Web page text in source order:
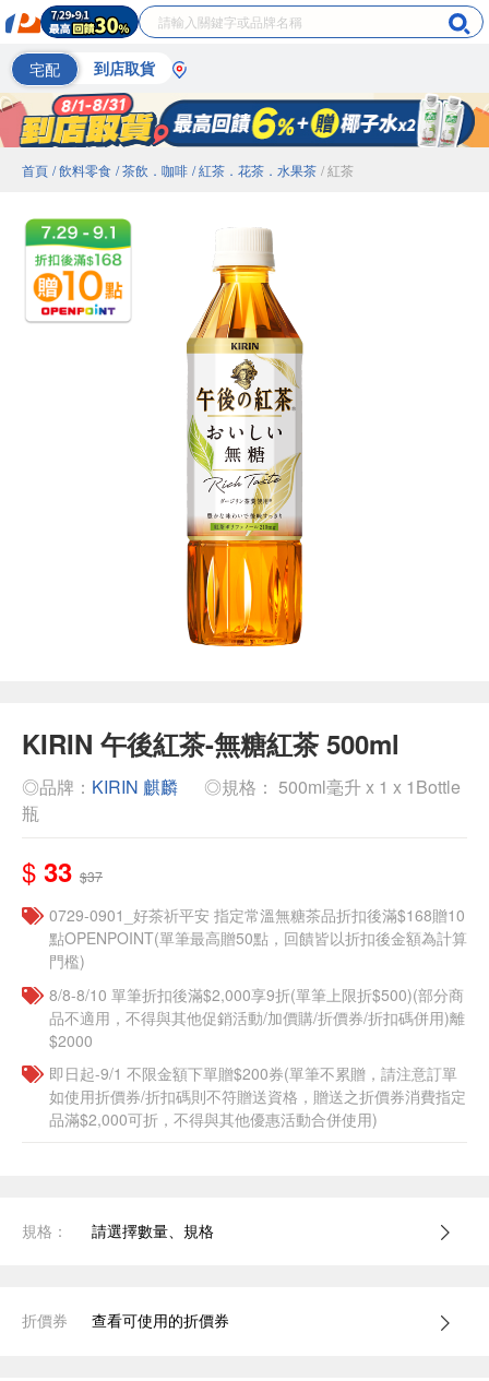
宅配 到店取貨
首頁 / 飲料零食 / 茶飲．咖啡 / 紅茶．花茶．水果茶 / 紅茶
KIRIN 午後紅茶-無糖紅茶 500ml
◎品牌： KIRIN 麒麟
◎規格： 500ml毫升 x 1 x 1Bottle
瓶
$ 33 $37
​​0729-0901_好茶祈平安 指定常溫無糖茶品折扣後滿$168贈10
點OPENPOINT(單筆最高贈50點，回饋皆以折扣後金額為計算
門檻)
8/8-8/10 單筆折扣後滿$2,000享9折(單筆上限折$500)(部分商
品不適用，不得與其他促銷活動/加價購/折價券/折扣碼併用)離
$2000
即日起-9/1 不限金額下單贈$200券(單筆不累贈，請注意訂單
如使用折價券/折扣碼則不符贈送資格，贈送之折價券消費指定
品滿$2,000可折，不得與其他優惠活動合併使用)
規格： 請選擇數量、規格
折價券 查看可使用的折價券